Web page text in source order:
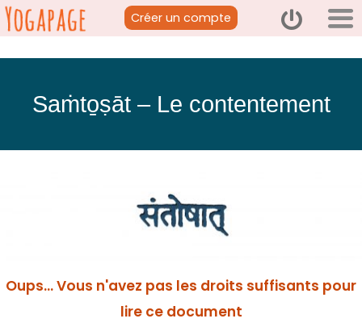
Créer un compte
Saṁto̱ṣāt – Le contentement
Oups... Vous n'avez pas les droits suffisants pour
lire ce document